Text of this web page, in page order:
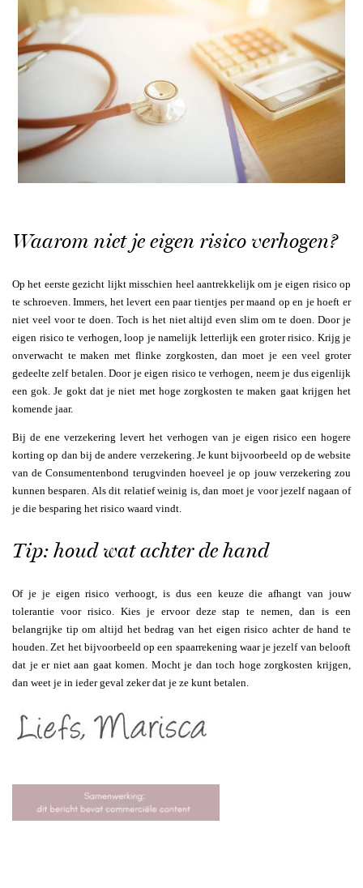
Waarom niet je eigen risico verhogen?
Op het eerste gezicht lijkt misschien heel aantrekkelijk om je eigen risico op
te schroeven. Immers, het levert een paar tientjes per maand op en je hoeft er
niet veel voor te doen. Toch is het niet altijd even slim om te doen. Door je
eigen risico te verhogen, loop je namelijk letterlijk een groter risico. Krijg je
onverwacht te maken met flinke zorgkosten, dan moet je een veel groter
gedeelte zelf betalen. Door je eigen risico te verhogen, neem je dus eigenlijk
een gok. Je gokt dat je niet met hoge zorgkosten te maken gaat krijgen het
komende jaar.
Bij de ene verzekering levert het verhogen van je eigen risico een hogere
korting op dan bij de andere verzekering. Je kunt bijvoorbeeld op de website
van de Consumentenbond terugvinden hoeveel je op jouw verzekering zou
kunnen besparen. Als dit relatief weinig is, dan moet je voor jezelf nagaan of
je die besparing het risico waard vindt.
Tip: houd wat achter de hand
Of je je eigen risico verhoogt, is dus een keuze die afhangt van jouw
tolerantie voor risico. Kies je ervoor deze stap te nemen, dan is een
belangrijke tip om altijd het bedrag van het eigen risico achter de hand te
houden. Zet het bijvoorbeeld op een spaarrekening waar je jezelf van belooft
dat je er niet aan gaat komen. Mocht je dan toch hoge zorgkosten krijgen,
dan weet je in ieder geval zeker dat je ze kunt betalen.